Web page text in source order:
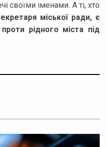
своїми іменами. А ті, хто
міської ради, є
рідного міста під